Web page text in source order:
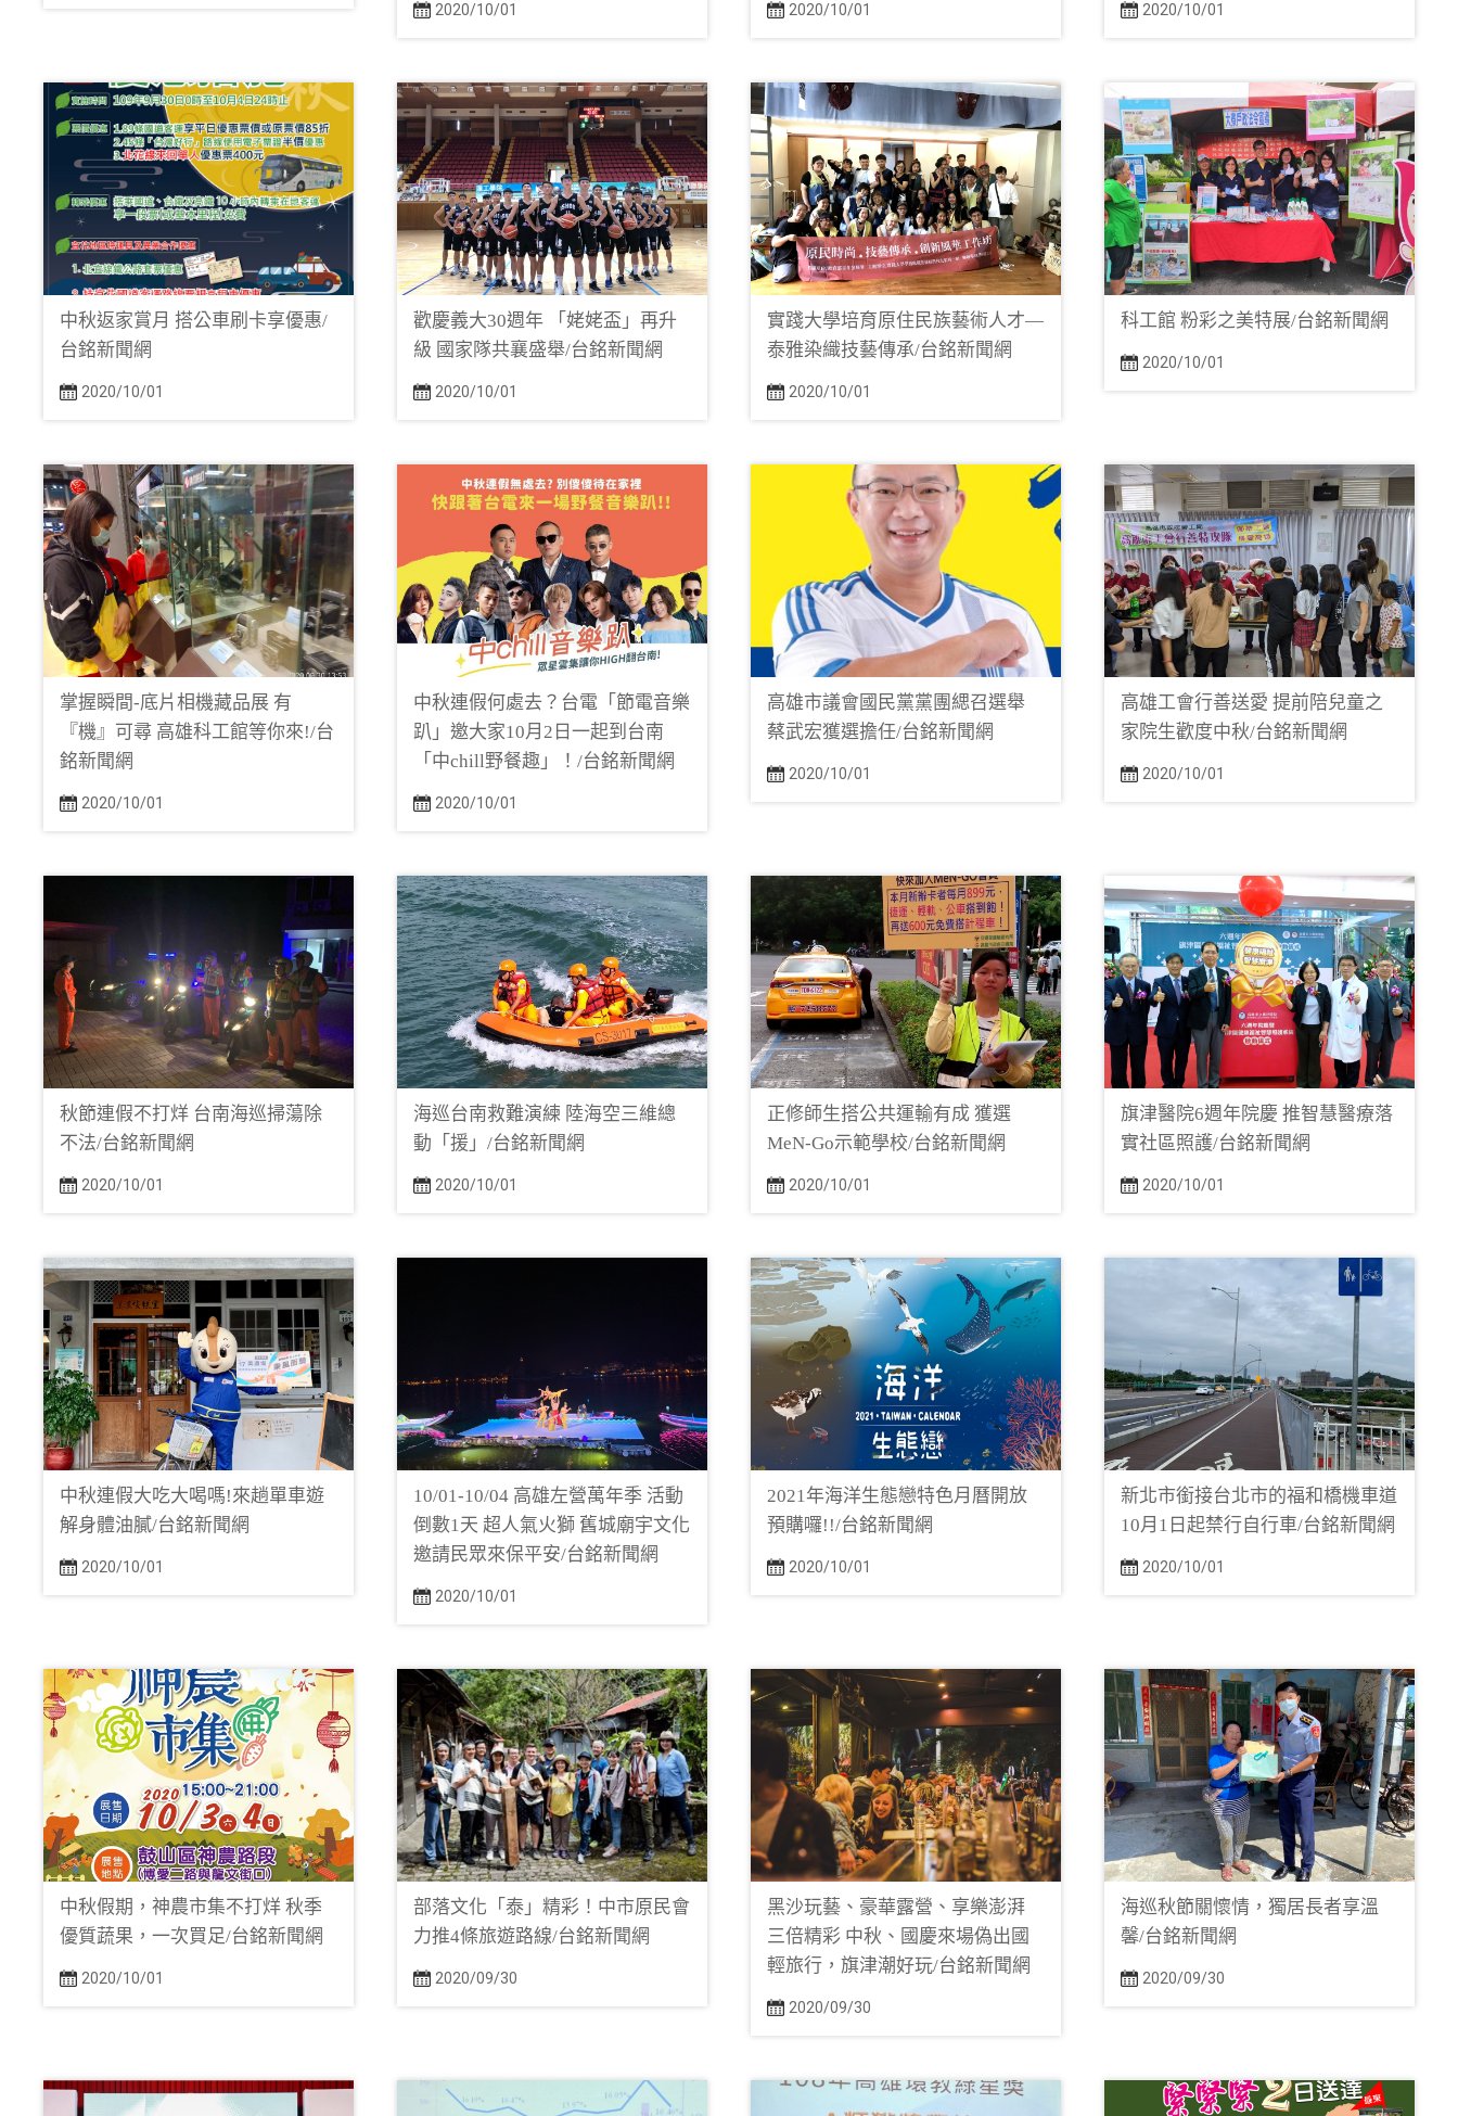
2020/10/01 2020/10/01 2020/10/01
中秋返家賞月 搭公車刷卡享優惠/
台銘新聞網
2020/10/01
歡慶義大30週年 「姥姥盃」再升
級 國家隊共襄盛舉/台銘新聞網
2020/10/01
實踐大學培育原住民族藝術人才—
泰雅染織技藝傳承/台銘新聞網
2020/10/01
科工館 粉彩之美特展/台銘新聞網
2020/10/01
掌握瞬間-底片相機藏品展 有
『機』可尋 高雄科工館等你來!/台
銘新聞網
2020/10/01
中秋連假何處去？台電「節電音樂
趴」邀大家10月2日一起到台南
「中chill野餐趣」！/台銘新聞網
2020/10/01
高雄市議會國民黨黨團緦召選舉
蔡武宏獲選擔任/台銘新聞網
2020/10/01
高雄工會行善送愛 提前陪兒童之
家院生歡度中秋/台銘新聞網
2020/10/01
秋節連假不打烊 台南海巡掃蕩除
不法/台銘新聞網
2020/10/01
海巡台南救難演練 陸海空三維總
動「援」/台銘新聞網
2020/10/01
正修師生搭公共運輸有成 獲選
MeN-Go示範學校/台銘新聞網
2020/10/01
旗津醫院6週年院慶 推智慧醫療落
實社區照護/台銘新聞網
2020/10/01
中秋連假大吃大喝嗎!來趟單車遊
解身體油膩/台銘新聞網
2020/10/01
10/01-10/04 高雄左營萬年季 活動
倒數1天 超人氣火獅 舊城廟宇文化
邀請民眾來保平安/台銘新聞網
2020/10/01
2021年海洋生態戀特色月曆開放
預購囉!!/台銘新聞網
2020/10/01
新北市銜接台北市的福和橋機車道
10月1日起禁行自行車/台銘新聞網
2020/10/01
中秋假期，神農市集不打烊 秋季
優質蔬果，一次買足/台銘新聞網
2020/10/01
部落文化「泰」精彩！中市原民會
力推4條旅遊路線/台銘新聞網
2020/09/30
黑沙玩藝、豪華露營、享樂澎湃
三倍精彩 中秋、國慶來場偽出國
輕旅行，旗津潮好玩/台銘新聞網
2020/09/30
海巡秋節關懷情，獨居長者享溫
馨/台銘新聞網
2020/09/30